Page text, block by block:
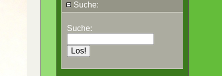
Suche:
Suche: